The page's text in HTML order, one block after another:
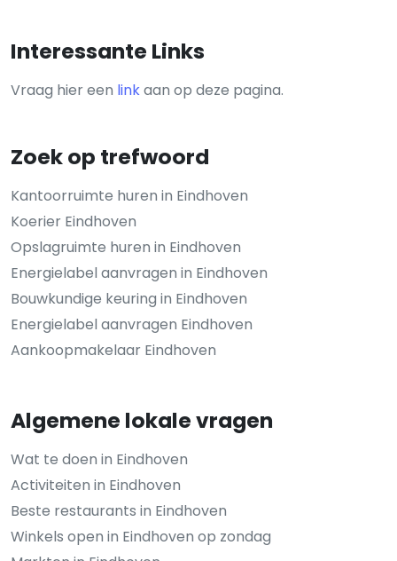
Interessante Links
Vraag hier een linkaan op deze pagina.
Zoek op trefwoord
Kantoorruimte huren in Eindhoven
Koerier Eindhoven
Opslagruimte huren in Eindhoven
Energielabel aanvragen in Eindhoven
Bouwkundige keuring in Eindhoven
Energielabel aanvragen Eindhoven
Aankoopmakelaar Eindhoven
Algemene lokale vragen
Wat te doen in Eindhoven
Activiteiten in Eindhoven
Beste restaurants in Eindhoven
Winkels open in Eindhoven op zondag